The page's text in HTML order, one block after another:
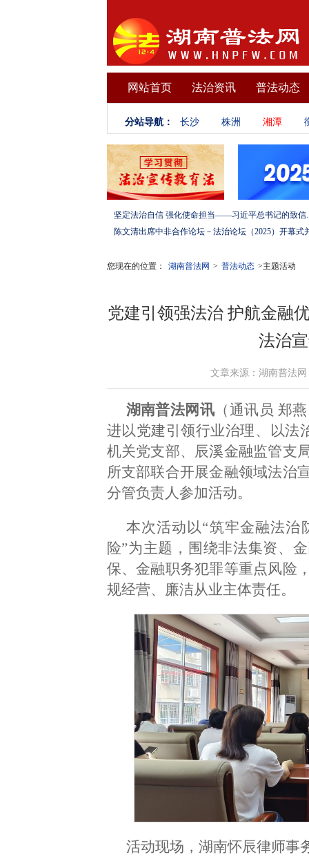
网站首页 法治资讯 普法动态
分站导航： 长沙 株洲 湘潭
坚定法治自信 强化使
您现在的位置： 湖南普法网 > 普法动态 >主题活动
党建引领强法治 护航金融
法治
文章来源：湖南普法
湖南普法网讯 （通讯员 郑
进以党建引领行业治理、以法
机关党支部、辰溪金融监管支
所支部联合开展金融领域法治
分管负责人参加活动。
本次活动以“筑牢金融法治
险”为主题，围绕非法集资、
保、金融职务犯罪等重点风险
规经营、廉洁从业主体责任。
活动现场，湖南怀辰律师事